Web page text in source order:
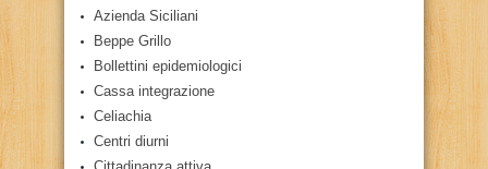
Azienda Siciliani
Beppe Grillo
Bollettini epidemiologici
Cassa integrazione
Celiachia
Centri diurni